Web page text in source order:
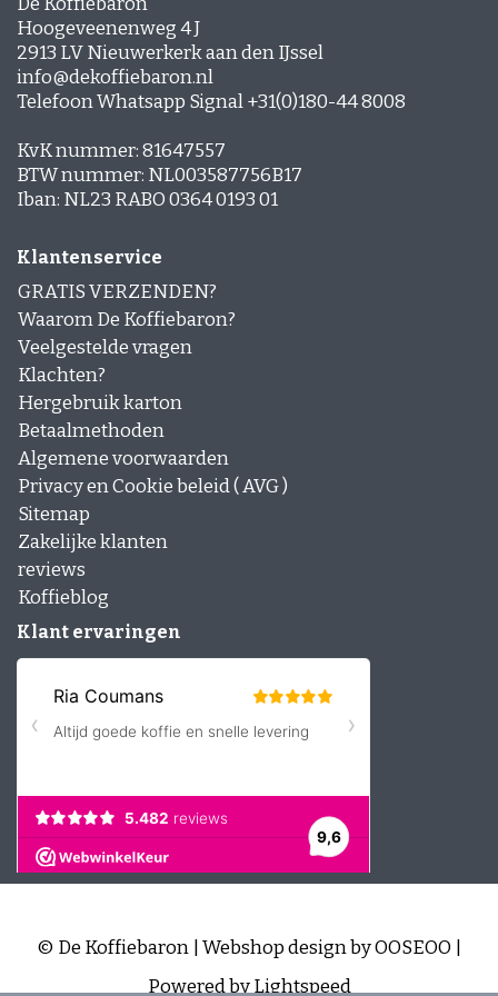
Bewaar luchtdicht
Koel en droog, uit direct zonlicht
Maal pas vlak voor gebruik
in iedere kop.
Koffiebonen bestellen bij De Koffiebaron
assortiment, filter op jouw voorkeur en bestel
direct online. Van krachtige espresso tot milde
Arabica: je vindt hier altijd de perfecte
koffiebonen.
Hoogeveenenweg 4 J
2913 LV Nieuwerkerk aan den IJssel
info@dekoffiebaron.nl
Telefoon Whatsapp Signal +31(0)180-44 8008
KvK nummer: 81647557
BTW nummer: NL003587756B17
Iban: NL23 RABO 0364 0193 01
Klantenservice
GRATIS VERZENDEN?
Waarom De Koffiebaron?
Veelgestelde vragen
Klachten?
Hergebruik karton
Betaalmethoden
Algemene voorwaarden
Privacy en Cookie beleid ( AVG )
Sitemap
Zakelijke klanten
reviews
Koffieblog
Klant ervaringen
© De Koffiebaron | Webshop design byOOSEOO
Powered byLightspeed